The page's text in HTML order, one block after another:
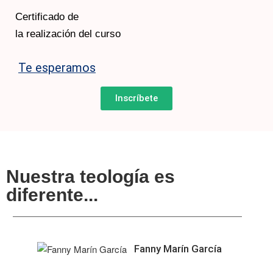
Certificado de
la realización del curso
Te esperamos
Inscríbete
Nuestra teología es
diferente...
Fanny Marín García